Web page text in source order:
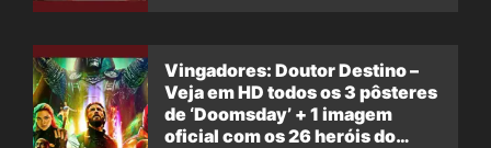
Vingadores: Doutor Destino –
Veja em HD todos os 3 pôsteres
de ‘Doomsday’ + 1 imagem
oficial com os 26 heróis do